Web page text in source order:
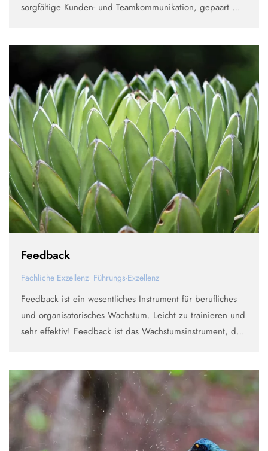
sorgfältige Kunden- und Teamkommunikation, gepaart mit
richtige Timing, die kontrollierte Erhöhung …
Feedback
Fachliche Exzellenz Führungs-Exzellenz
Feedback ist ein wesentliches Instrument für berufliches
und organisatorisches Wachstum. Leicht zu trainieren und
sehr effektiv! Feedback ist das Wachstumsinstrument, das
…